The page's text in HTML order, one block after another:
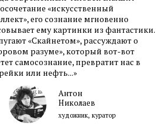
«искусственный
его сознание мгновенно
ему картинки из фантастики.
«Скайнетом», рассуждают о
разуме», который вот-вот
самосознание, превратит нас в
или нефть...»
Антон
Николаев
художник, куратор